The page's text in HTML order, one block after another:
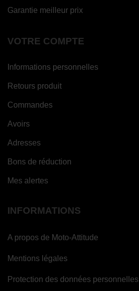
Garantie meilleur prix
VOTRE COMPTE
Informations personnelles
Retours produit
Commandes
Avoirs
Adresses
Bons de réduction
Mes alertes
INFORMATIONS
A propos de Moto-Attitude
Mentions légales
Protection des données personnelles